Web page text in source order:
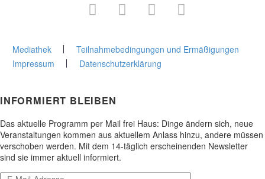
Mediathek
Teilnahmebedingungen und Ermäßigungen
Impressum
Datenschutzerklärung
INFORMIERT BLEIBEN
Das aktuelle Programm per Mail frei Haus: Dinge ändern sich, neue
Veranstaltungen kommen aus aktuellem Anlass hinzu, andere müssen
verschoben werden. Mit dem 14-täglich erscheinenden Newsletter
sind sie immer aktuell informiert.